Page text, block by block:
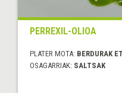
PERREXIL-OLIOA
PLATER MOTA: BERDURAK
OSAGARRIAK: SALTSAK